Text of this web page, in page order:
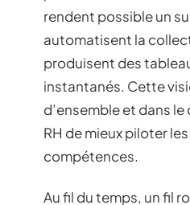
rendent possible un
automatisent la
produisent des
instantanés. Cette
d’ensemble et dans
RH de mieux piloter
compétences.
Au fil du temps, un fil